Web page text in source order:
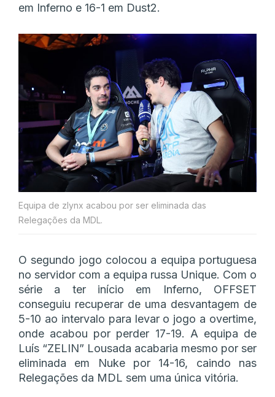
em Inferno e 16-1 em Dust2.
Equipa de zlynx acabou por ser eliminada das
Relegações da MDL.
O segundo jogo colocou a equipa portuguesa
no servidor com a equipa russa Unique. Com o
série a ter início em Inferno, OFFSET
conseguiu recuperar de uma desvantagem de
5-10 ao intervalo para levar o jogo a overtime,
onde acabou por perder 17-19. A equipa de
Luís “ZELIN” Lousada acabaria mesmo por ser
eliminada em Nuke por 14-16, caindo nas
Relegações da MDL sem uma única vitória.